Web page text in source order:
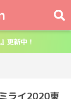
更新中！
ライ2020東